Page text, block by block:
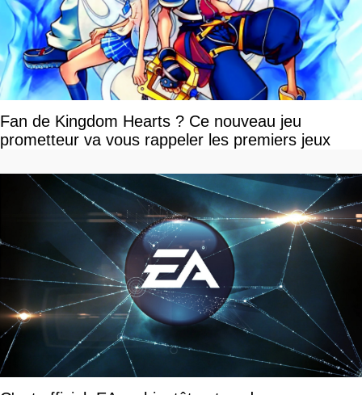
Fan de Kingdom Hearts ? Ce nouveau jeu
prometteur va vous rappeler les premiers jeux